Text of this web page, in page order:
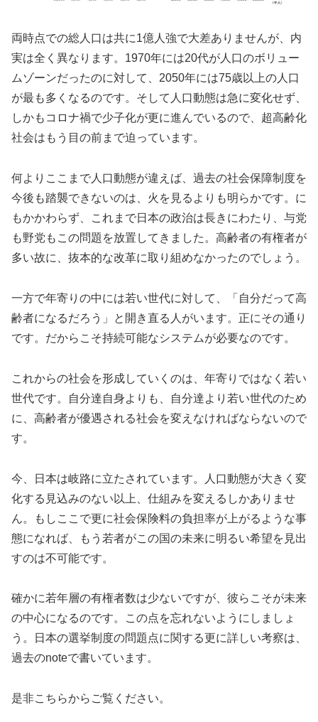
両時点での総人口は共に1億人強で大差ありませんが、内
実は全く異なります。1970年には20代が人口のボリュー
ムゾーンだったのに対して、2050年には75歳以上の人口
が最も多くなるのです。そして人口動態は急に変化せず、
しかもコロナ禍で少子化が更に進んでいるので、超高齢化
社会はもう目の前まで迫っています。
何よりここまで人口動態が違えば、過去の社会保障制度を
今後も踏襲できないのは、火を見るよりも明らかです。に
もかかわらず、これまで日本の政治は長きにわたり、与党
も野党もこの問題を放置してきました。高齢者の有権者が
多い故に、抜本的な改革に取り組めなかったのでしょう。
一方で年寄りの中には若い世代に対して、「自分だって高
齢者になるだろう」と開き直る人がいます。正にその通り
です。だからこそ持続可能なシステムが必要なのです。
これからの社会を形成していくのは、年寄りではなく若い
世代です。自分達自身よりも、自分達より若い世代のため
に、高齢者が優遇される社会を変えなければならないので
す。
今、日本は岐路に立たされています。人口動態が大きく変
化する見込みのない以上、仕組みを変えるしかありませ
ん。もしここで更に社会保険料の負担率が上がるような事
態になれば、もう若者がこの国の未来に明るい希望を見出
すのは不可能です。
確かに若年層の有権者数は少ないですが、彼らこそが未来
の中心になるのです。この点を忘れないようにしましょ
う。日本の選挙制度の問題点に関する更に詳しい考察は、
過去のnoteで書いています。
是非こちらからご覧ください。